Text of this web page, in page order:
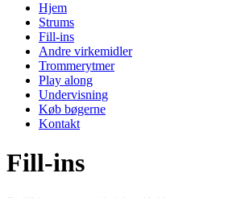
Hjem
Strums
Fill-ins
Andre virkemidler
Trommerytmer
Play along
Undervisning
Køb bøgerne
Kontakt
Fill-ins